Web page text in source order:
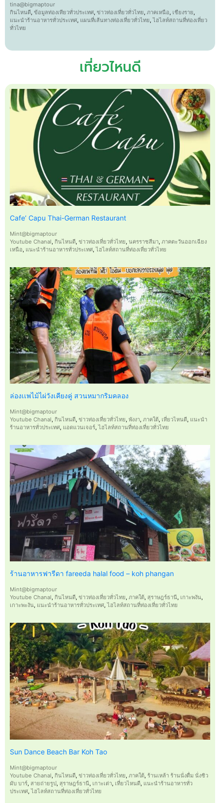
tina@bigmaptour
กินไหนดี, ข้อมูลท่องเทียวทั่วประเทศ, ข่าวท่องเที่ยวทั่วไทย, ภาคเหนือ, เชียงราย,
แนะนำร้านอาหารทั่วประเทศ, แผนที่เส้นทางท่องเที่ยวทั่วไทย,ไฮไลท์สถานที่ท่องเที่ยว
ทั่วไทย
เที่ยวไหนดี
Cafe’ Capu Thai-German Restaurant
Mint@bigmaptour
Youtube Chanal กินไหนดี ข่าวท่องเที่ยวทั่วไทย นครราชสีมา ภาคตะวันออกเฉียง
เหนือ แนะนำร้านอาหารทั่วประเทศ ,ไฮไลท์สถานที่ท่องเที่ยวทั่วไทย
ล่องเเพไม้ไผ่วังเคียงคู่ สวนหมากริมคลอง
Mint@bigmaptour
Youtube Chanal, กินไหนดี, ข่าวท่องเที่ยวทั่วไทย, พังงา, ภาคใต้, เที่ยวไหนดี, แนะนำ
ร้านอาหารทั่วประเทศ, แอดแวนเจอร์,ไฮไลท์สถานที่ท่องเที่ยวทั่วไทย
ร้านอาหารฟารีดา fareeda halal food – koh phangan
Mint@bigmaptour
Youtube Chanal, กินไหนดี, ข่าวท่องเที่ยวทั่วไทย, ภาคใต้, สุราษฎร์ธานี, เกาะพงัน,
เกาะพะงัน, แนะนำร้านอาหารทั่วประเทศ,ไฮไลท์สถานที่ท่องเที่ยวทั่วไทย
Sun Dance Beach Bar Koh Tao
Mint@bigmaptour
Youtube Chanal, กินไหนดี, ข่าวท่องเที่ยวทั่วไทย, ภาคใต้, ร้านเหล้า ร้านนั่งดื่ม นั่งชิว
ผับ บาร์, สายถ่ายรูป, สุราษฎร์ธานี, เกาะเต่า, เที่ยวไหนดี, แนะนำร้านอาหารทั่ว
ประเทศ,ไฮไลท์สถานที่ท่องเที่ยวทั่วไทย